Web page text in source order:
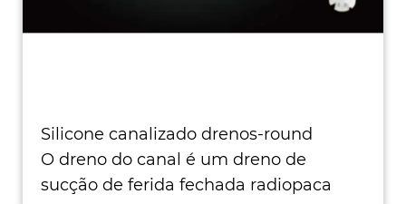
Silicone canalizado drenos-round
O dreno do canal é um dreno de
sucção de ferida fechada radiopaca